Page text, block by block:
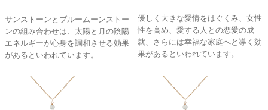
サンストーンとブルームーンストー
ンの組み合わせは、太陽と月の陰陽
エネルギーが心身を調和させる効果
があるといわれています。
優しく大きな愛情をはぐくみ、女性
性を高め、愛する人との恋愛の成
就、さらには幸福な家庭へと導く効
果があるといわれています。